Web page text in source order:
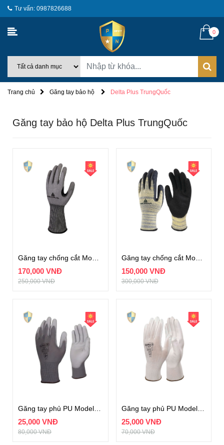
Tư vấn: 0987826688
0
Trang chủ Găng tay bảo hộ Delta Plus TrungQuốc
Găng tay bảo hộ Delta Plus TrungQuốc
170,000 VNĐ
250,000 VNĐ
Găng tay chống cắt Model VENICUT52
150,000 VNĐ
300,000 VNĐ
25,000 VNĐ
80,000 VNĐ
Găng tay phủ PU Model VE702P
25,000 VNĐ
70,000 VNĐ